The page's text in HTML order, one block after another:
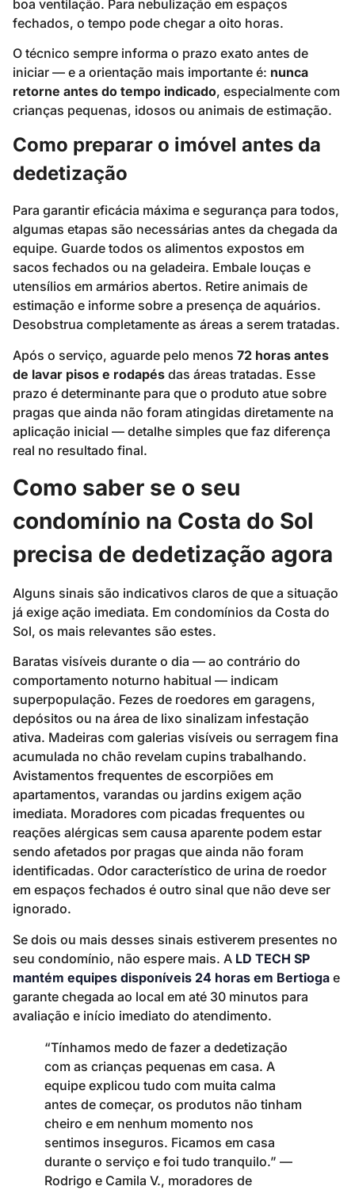
boa ventilação. Para nebulização em espaços
fechados, o tempo pode chegar a oito horas.
O técnico sempre informa o prazo exato antes de
iniciar — e a orientação mais importante é: nunca
retorne antes do tempo indicado, especialmente com
crianças pequenas, idosos ou animais de estimação.
Como preparar o imóvel antes da
dedetização
Para garantir eficácia máxima e segurança para todos,
algumas etapas são necessárias antes da chegada da
equipe. Guarde todos os alimentos expostos em
sacos fechados ou na geladeira. Embale louças e
utensílios em armários abertos. Retire animais de
estimação e informe sobre a presença de aquários.
Desobstrua completamente as áreas a serem tratadas.
Após o serviço, aguarde pelo menos 72 horas antes
de lavar pisos e rodapés das áreas tratadas. Esse
prazo é determinante para que o produto atue sobre
pragas que ainda não foram atingidas diretamente na
aplicação inicial — detalhe simples que faz diferença
real no resultado final.
Como saber se o seu
condomínio na Costa do Sol
precisa de dedetização agora
Alguns sinais são indicativos claros de que a situação
já exige ação imediata. Em condomínios da Costa do
Sol, os mais relevantes são estes.
Baratas visíveis durante o dia — ao contrário do
comportamento noturno habitual — indicam
superpopulação. Fezes de roedores em garagens,
depósitos ou na área de lixo sinalizam infestação
ativa. Madeiras com galerias visíveis ou serragem fina
acumulada no chão revelam cupins trabalhando.
Avistamentos frequentes de escorpiões em
apartamentos, varandas ou jardins exigem ação
imediata. Moradores com picadas frequentes ou
reações alérgicas sem causa aparente podem estar
sendo afetados por pragas que ainda não foram
identificadas. Odor característico de urina de roedor
em espaços fechados é outro sinal que não deve ser
ignorado.
Se dois ou mais desses sinais estiverem presentes no
seu condomínio, não espere mais. A LD TECH SP
mantém equipes disponíveis 24 horas em Bertioga e
garante chegada ao local em até 30 minutos para
avaliação e início imediato do atendimento.
“Tínhamos medo de fazer a dedetização
com as crianças pequenas em casa. A
equipe explicou tudo com muita calma
antes de começar, os produtos não tinham
cheiro e em nenhum momento nos
sentimos inseguros. Ficamos em casa
durante o serviço e foi tudo tranquilo.” —
Rodrigo e Camila V., moradores de